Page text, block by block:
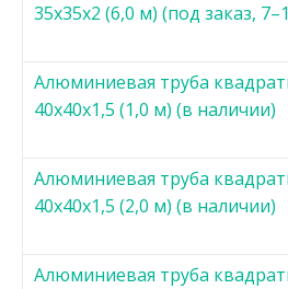
35х35х2 (6,0 м) (под заказ,
Алюминиевая труба
40х40х1,5 (1,0 м) (в наличии)
Алюминиевая труба
40х40х1,5 (2,0 м) (в наличии)
Алюминиевая труба